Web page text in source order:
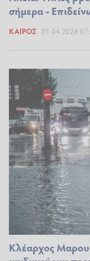
σήμερα -
ΚΑΙΡΌΣ 01.04.2026
Κλέαρχος